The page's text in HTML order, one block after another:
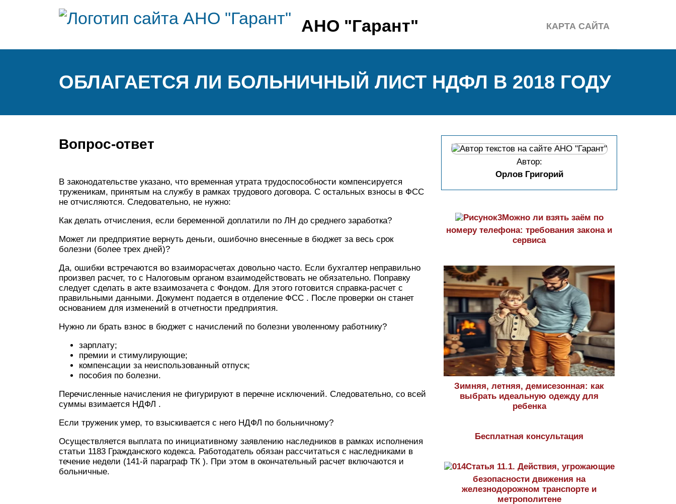
АНО "Гарант" КАРТА САЙТА
ОБЛАГАЕТСЯ ЛИ БОЛЬНИЧНЫЙ ЛИСТ НДФЛ В 2018 ГОДУ
Вопрос-ответ
В законодательстве указано, что временная утрата трудоспособности компенсируется
труженикам, принятым на службу в рамках трудового договора. С остальных взносы в ФСС
не отчисляются. Следовательно, не нужно:
Как делать отчисления, если беременной доплатили по ЛН до среднего заработка?
Может ли предприятие вернуть деньги, ошибочно внесенные в бюджет за весь срок
болезни (более трех дней)?
Да, ошибки встречаются во взаиморасчетах довольно часто. Если бухгалтер неправильно
произвел расчет, то с Налоговым органом взаимодействовать не обязательно. Поправку
следует сделать в акте взаимозачета с Фондом. Для этого готовится справка-расчет с
правильными данными. Документ подается в отделение ФСС . После проверки он станет
основанием для изменений в отчетности предприятия.
Нужно ли брать взнос в бюджет с начислений по болезни уволенному работнику?
зарплату;
премии и стимулирующие;
компенсации за неиспользованный отпуск;
пособия по болезни.
Перечисленные начисления не фигурируют в перечне исключений. Следовательно, со всей
суммы взимается НДФЛ .
Если труженик умер, то взыскивается с него НДФЛ по больничному?
Осуществляется выплата по инициативному заявлению наследников в рамках исполнения
статьи 1183 Гражданского кодекса. Работодатель обязан рассчитаться с наследниками в
течение недели (141-й параграф ТК ). При этом в окончательный расчет включаются и
больничные.
Автор:
Орлов Григорий
Можно ли взять заём по
номеру телефона: требования закона и
сервиса
Зимняя, летняя, демисезонная: как
выбрать идеальную одежду для
ребенка
Бесплатная консультация
Статья 11.1. Действия, угрожающие
безопасности движения на
железнодорожном транспорте и
метрополитене